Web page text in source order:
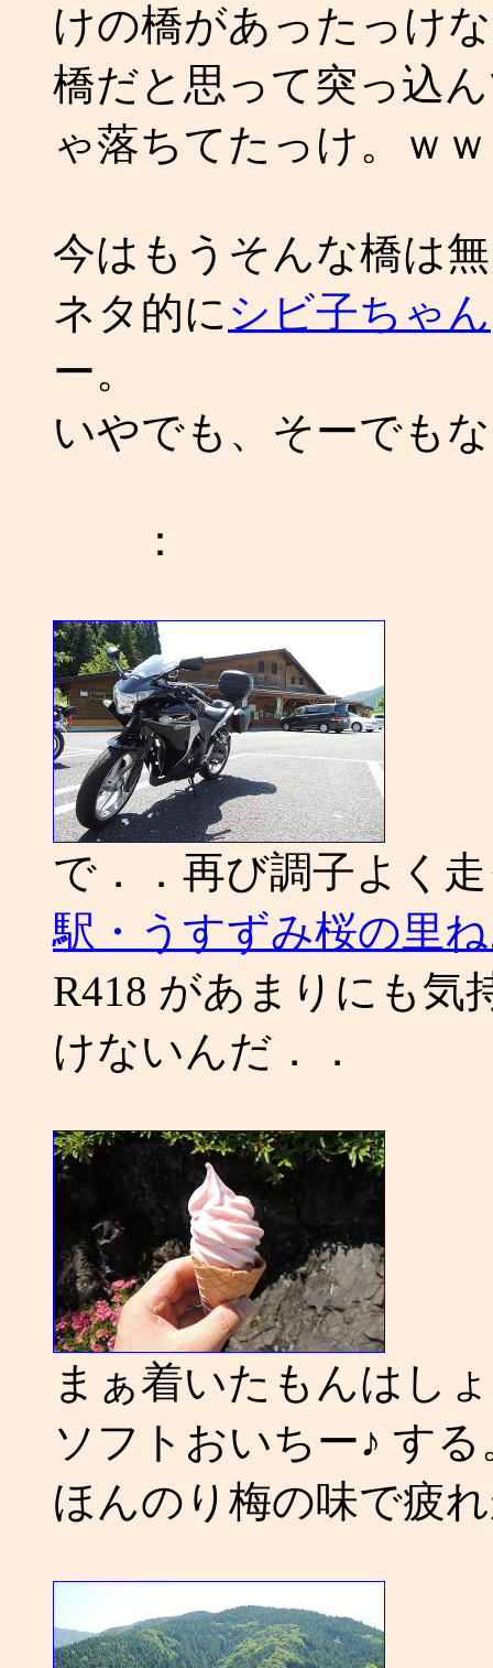
けの橋があったっけ
橋だと思って突っ込
ゃ落ちてたっけ。ｗｗ
今はもうそんな橋は
ネタ的にシビ子ちゃん
ー。
いやでも、そーでも
：
で．．再び調子よく
駅・うすずみ桜の里
R418 があまりにも気
けないんだ．．
まぁ着いたもんはし
ソフトおいちー♪ する
ほんのり梅の味で疲